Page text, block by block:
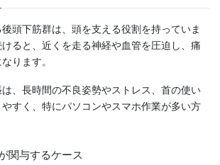
頭下筋群は、頭を支える役割を持っていま
ると、近くを走る神経や血管を圧迫し、痛
ります。
、長時間の不良姿勢やストレス、首の使い
すく、特にパソコンやスマホ作業が多い方
関与するケース